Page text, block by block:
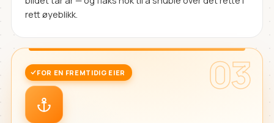
rett øyeblikk.
03
FOR EN FREMTIDIG EIER